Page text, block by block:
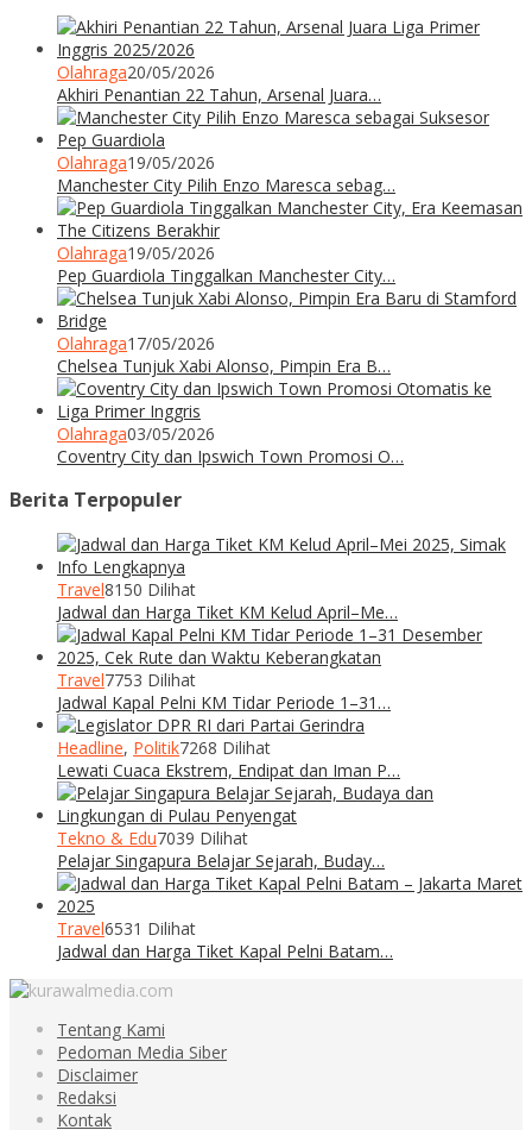
Olahraga20/05/2026
Akhiri Penantian 22 Tahun, Arsenal Juara…
Olahraga19/05/2026
Manchester City Pilih Enzo Maresca sebag…
Olahraga19/05/2026
Pep Guardiola Tinggalkan Manchester City…
Olahraga17/05/2026
Chelsea Tunjuk Xabi Alonso, Pimpin Era B…
Olahraga03/05/2026
Coventry City dan Ipswich Town Promosi O…
Berita Terpopuler
Travel8150 Dilihat
Jadwal dan Harga Tiket KM Kelud April–Me…
Travel7753 Dilihat
Jadwal Kapal Pelni KM Tidar Periode 1–31…
Headline, Politik7268 Dilihat
Lewati Cuaca Ekstrem, Endipat dan Iman P…
Tekno & Edu7039 Dilihat
Pelajar Singapura Belajar Sejarah, Buday…
Travel6531 Dilihat
Jadwal dan Harga Tiket Kapal Pelni Batam…
Tentang Kami
Pedoman Media Siber
Disclaimer
Redaksi
Kontak